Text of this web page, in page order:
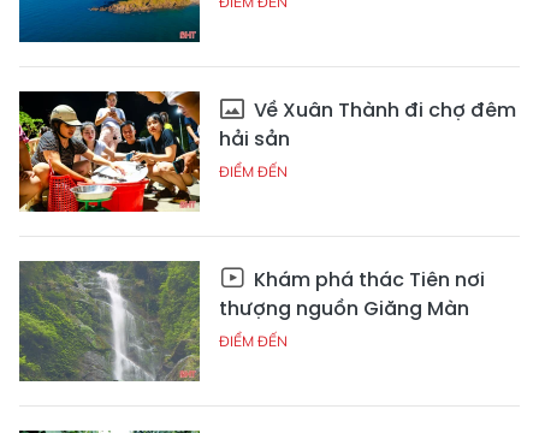
Về Xuân Thành đi chợ đêm
hải sản
ĐIỂM ĐẾN
Khám phá thác Tiên nơi
thượng nguồn Giăng Màn
ĐIỂM ĐẾN